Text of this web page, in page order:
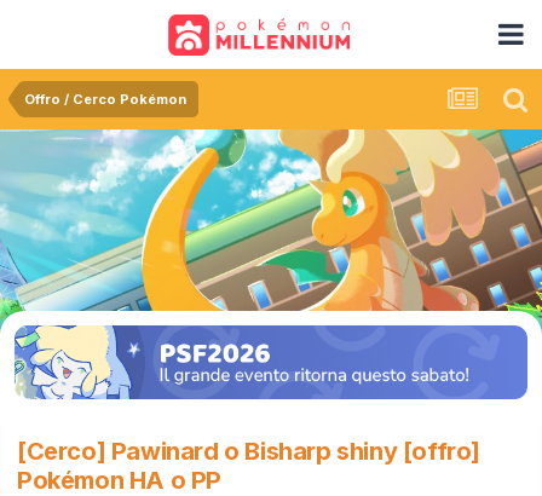
Offro / Cerco Pokémon
[Cerco] Pawinard o Bisharp shiny [offro]
Pokémon HA o PP